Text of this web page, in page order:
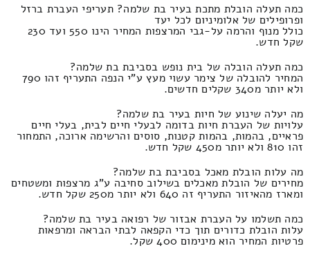
כמה תעלה הובלת מתכת בעיר בת שלמה? תעריפי העברת ברזל
ופרופילים של אלומיניום לכל יעד
כולל מנוף והרמה על-גבי המרצפות המחיר הינו 550 ועד 230
שקל חדש.
כמה תעלה הובלה של בית נופש בסביבת בת שלמה?
המחיר להובלה של צימר עשוי מעץ ע"י הנפה התעריף זהו 790
ולא יותר מ340 שקלים חדשים.
מה יעלה שינוע של חיות בעיר בת שלמה?
עלויות של העברת חיות בדומה לבעלי חיים לבית, בעלי חיים
פראיים, בהמות, בהמות קטנות, סוסים והרשימה ארוכה, התמחור
זהו 810 ולא יותר מ450 שקל חדש.
מה עלות הובלת מאכל בסביבת בת שלמה?
מחירים של הובלת מאכלים בשילוב סחיבה ע"ג מרצפות ומשטחים
ומארז מהאיזור התעריף זה 640 ולא יותר מ250 שקל חדש.
כמה תשלמו על העברת אבזור של רפואה בעיר בת שלמה?
עלות הובלת כדורים תוך כדי הקפאה לבתי הבראה ומרפאות
פרטיות המחיר הוא מינימום 400 שקל.